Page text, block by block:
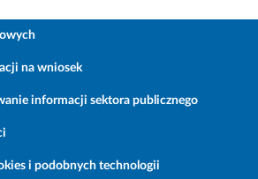
na wniosek
informacji sektora publicznego
i podobnych technologii